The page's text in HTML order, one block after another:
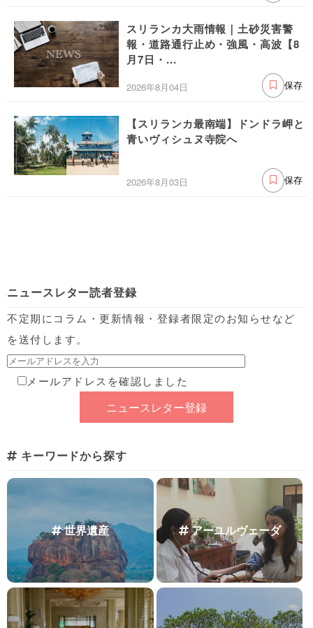
スリランカ大雨情報｜土砂災害警
報・道路通行止め・強風・高波【8
月7日・...
2026年8月04日 保存
【スリランカ最南端】ドンドラ岬と
青いヴィシュヌ寺院へ
2026年8月03日 保存
ニュースレター読者登録
不定期にコラム・更新情報・登録者限定のお知らせなど
を送付します。
メールアドレスを確認しました
キーワードから探す
世界遺産 アーユルヴェーダ